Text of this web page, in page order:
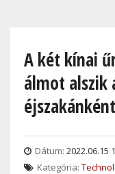
contentA két kínai
álmot alszik
Dátum: 2022.06.15
Kategória: